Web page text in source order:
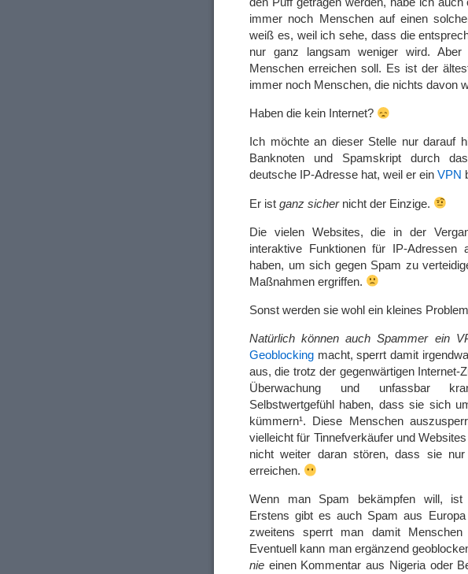
immer noch Menschen auf einen
weiß es, weil ich sehe, dass die
nur ganz langsam weniger wird.
Menschen erreichen soll. Es ist der
immer noch Menschen, die nichts davon
Haben die kein Internet?
Ich möchte an dieser Stelle nur darauf
Banknoten und Spamskript durch
deutsche IP-Adresse hat, weil er ein VPN
Er ist ganz sichernicht der Einzige.
Die vielen Websites, die in der
interaktive Funktionen für IP-Adressen
haben, um sich gegen Spam zu
Maßnahmen ergriffen.
Sonst werden sie wohl ein kleines
Natürlich können auch Spammer ein
Geoblocking macht, sperrt damit
aus, die trotz der gegenwärtigen Internet-
Überwachung und unfassbar
Selbstwertgefühl haben, dass sie sich
kümmern¹. Diese Menschen
vielleicht für Tinnefverkäufer und
nicht weiter daran stören, dass sie
erreichen.
Wenn man Spam bekämpfen will, ist
Erstens gibt es auch Spam aus
zweitens sperrt man damit
Eventuell kann man ergänzend
nie einen Kommentar aus Nigeria oder